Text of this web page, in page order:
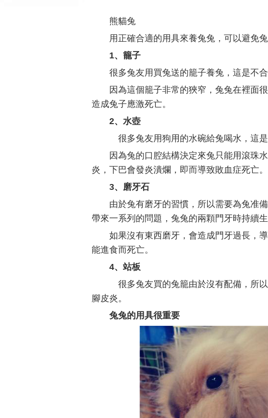
熊貓兔
用正確合適的用具來養兔兔，可以避免
1、籠子
很多兔友用買兔送的籠子養兔，這是不合
因為這個籠子非常的狹窄，兔兔在裡面
造成兔子應激死亡。
2、水壺
很多兔友用狗用的水碗給兔喝水，這是
因為兔的口腔結構決定來兔只能用滾珠
炎，下巴會發炎潰爛，即而導致敗血症死亡。
3、磨牙石
由於兔有磨牙的習慣，所以需要為兔准
帶來一系列的問題，兔兔的兩顆門牙時持續生
如果沒有東西磨牙，會造成門牙過長，
能進食而死亡。
4、站板
很多兔友買的兔籠由於沒有配備，所
腳皮炎。
兔兔的用具很重要